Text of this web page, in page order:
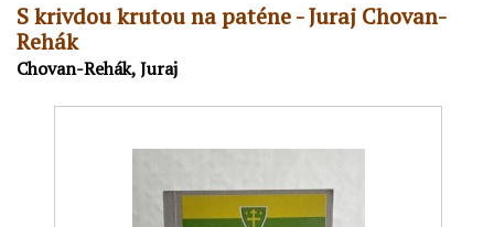
S krivdou krutou na paténe - Juraj Chovan-
Rehák
Chovan-Rehák, Juraj